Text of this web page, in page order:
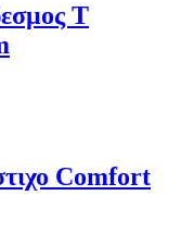
Τ
Comfort